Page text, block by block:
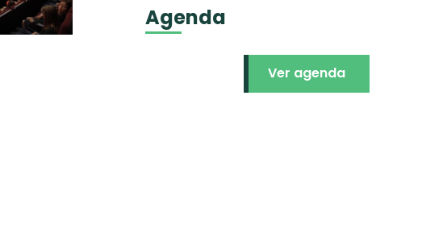
Agenda
Ver agenda